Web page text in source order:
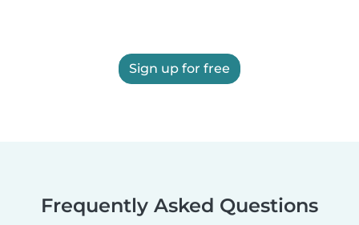
Sign up for free
Frequently Asked Questions